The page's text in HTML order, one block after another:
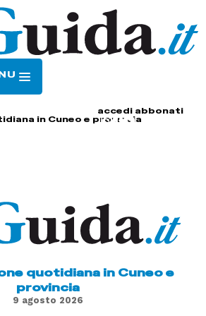
accedi abbonati
in Cuneo e provincia
quotidiana in Cuneo e
provincia
9 agosto 2026